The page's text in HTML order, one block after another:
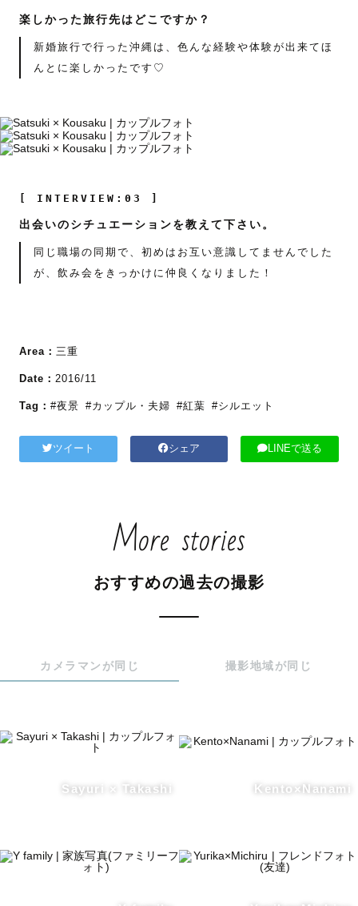
楽しかった旅行先はどこですか？
新婚旅行で行った沖縄は、色んな経験や体験が出来てほ
んとに楽しかったです♡
[ INTERVIEW:03 ]
出会いのシチュエーションを教えて下さい。
同じ職場の同期で、初めはお互い意識してませんでした
が、飲み会をきっかけに仲良くなりました！
Area： 三重
Date： 2016/11
Tag： #夜景 #カップル・夫婦 #紅葉 #シルエット
ツイート シェア LINEで送る
More stories
おすすめの過去の撮影
カメラマンが同じ 撮影地域が同じ
Sayuri × Takashi Kento×Nanami